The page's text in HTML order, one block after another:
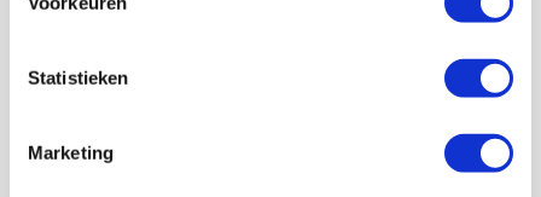
Statistieken
Marketing
11